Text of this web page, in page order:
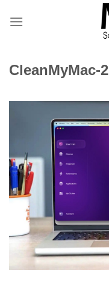
qua
CleanMyMac-2